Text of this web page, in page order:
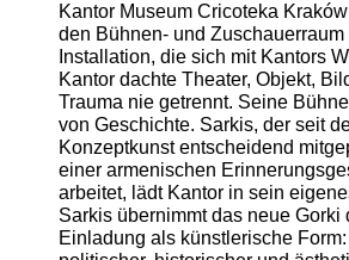
Kantor Museum Cricoteka
den Bühnen- und
Installation, die sich mit Kantors
Kantor dachte Theater, Objekt,
Trauma nie getrennt. Seine
von Geschichte. Sarkis, der seit
Konzeptkunst entscheidend
einer armenischen
arbeitet, lädt Kantor in sein
Sarkis übernimmt das neue Gorki
Einladung als künstlerische